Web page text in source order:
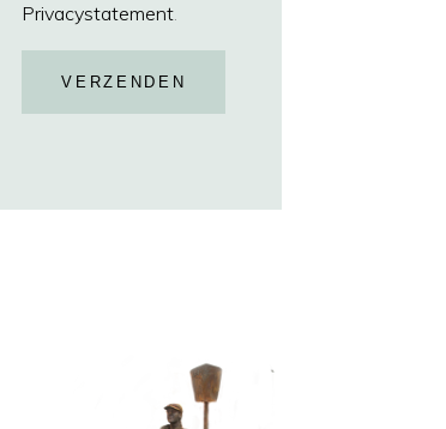
Privacystatement.
VERZENDEN
HEDENDAAGS